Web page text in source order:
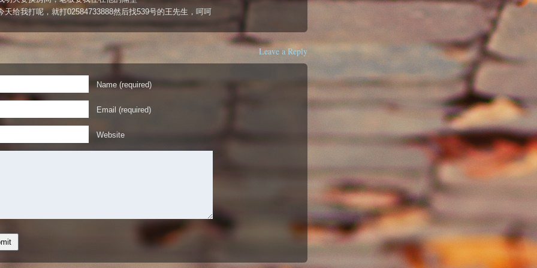
天给我打呢，就打02584733888然后找539号的王先生，呵呵
Leave a Reply
Name (required)
Email (required)
Website